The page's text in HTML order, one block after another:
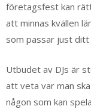
företagsfest kan
att minnas kvällen
som passar just ditt
Utbudet av DJs är
att veta var man
någon som kan